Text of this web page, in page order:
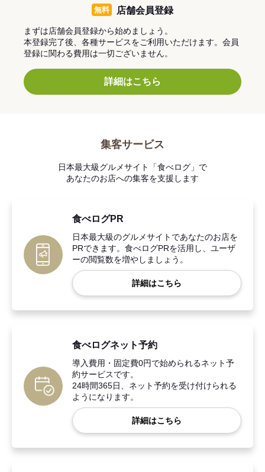
無料 店舗会員登録
まずは店舗会員登録から始めましょう。
本登録完了後、各種サービスをご利用いただけます。会員
登録に関わる費用は一切ございません。
詳細はこちら
集客サービス
日本最大級グルメサイト「食べログ」で
あなたのお店への集客を支援します
食べログPR
日本最大級のグルメサイトであなたのお店を
PRできます。食べログPRを活用し、ユーザ
ーの閲覧数を増やしましょう。
詳細はこちら
食べログネット予約
導入費用・固定費0円で始められるネット予
約サービスです。
24時間365日、ネット予約を受け付けられる
ようになります。
詳細はこちら